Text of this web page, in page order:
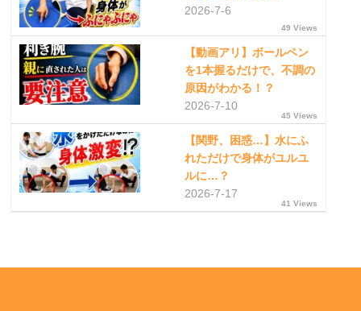
2026-7-6
49 Views
【動画アリ】ボールペン
を1本握るだけで、不調の
原因がわかる！？
2026-7-10
45 Views
【関野、困惑…】水にふ
れただけで身体がユルユ
ルに…？
2026-7-17
41 Views